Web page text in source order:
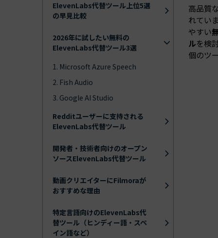
ElevenLabs代替ツール上位5選
の早見比較
2026年に試したい無料の
ElevenLabs代替ツール3選
1. Microsoft Azure Speech
2. Fish Audio
3. Google AI Studio
Redditユーザーに支持される
ElevenLabs代替ツール
開発者・技術者向けのオープン
ソースElevenLabs代替ツール
動画クリエイターにFilmoraが
おすすめな理由
特定言語向けのElevenLabs代
替ツール（ヒンディー語・スペ
イン語など）
高品質
れてい
やすい
ルを検
個のツ